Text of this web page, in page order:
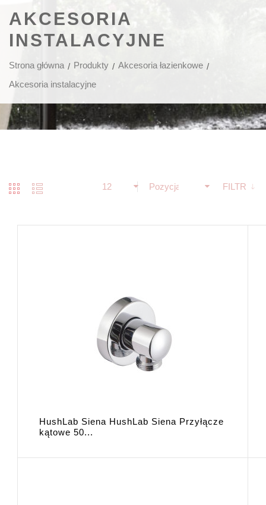
AKCESORIA
INSTALACYJNE
Strona główna Produkty
Akcesoria łazienkowe
Akcesoria instalacyjne
Pozycja FILTR
12
HushLab Siena HushLab Siena Przyłącze
kątowe 50...